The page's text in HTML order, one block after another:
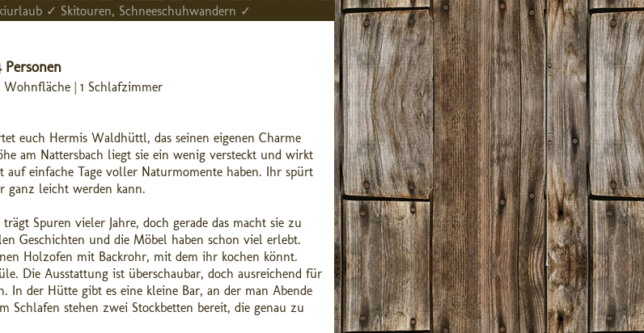
✓ Skitouren, Schneeschuhwandern ✓
Wohnfläche | 1 Schlafzimmer
euch Hermis Waldhüttl, das seinen eigenen Charme
am Nattersbach liegt sie ein wenig versteckt und wirkt
auf einfache Tage voller Naturmomente haben. Ihr spürt
ganz leicht werden kann.
Spuren vieler Jahre, doch gerade das macht sie zu
Geschichten und die Möbel haben schon viel erlebt.
Holzofen mit Backrohr, mit dem ihr kochen könnt.
Die Ausstattung ist überschaubar, doch ausreichend für
In der Hütte gibt es eine kleine Bar, an der man Abende
stehen zwei Stockbetten bereit, die genau zu